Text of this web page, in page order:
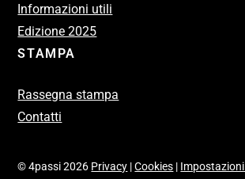
Informazioni utili
Edizione 2025
STAMPA
Rassegna stampa
Contatti
© 4passi 2026 Privacy |Cookies |